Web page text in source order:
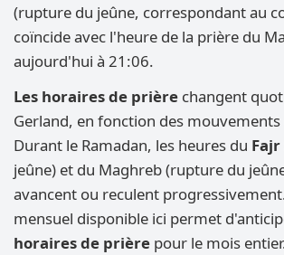
(rupture du jeûne, correspondant au
coïncide avec l'heure de la prière du
aujourd'hui à 21:06.
Les horaires de prière changent
Gerland, en fonction des mouvements
Durant le Ramadan, les heures du Fajr
jeûne) et du Maghreb (rupture du
avancent ou reculent
mensuel disponible ici permet
horaires de prière pour le mois